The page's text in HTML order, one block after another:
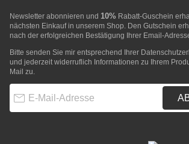
Newsletter abonnieren und 10% Rabatt-Guschein
nächsten Einkauf in unserem Shop. Den Gutschein
nach der erfolgreichen Bestätigung Ihrer Email-
Bitte senden Sie mir entsprechend Ihrer
und jederzeit widerruflich Informationen zu Ihrem
Mail zu.